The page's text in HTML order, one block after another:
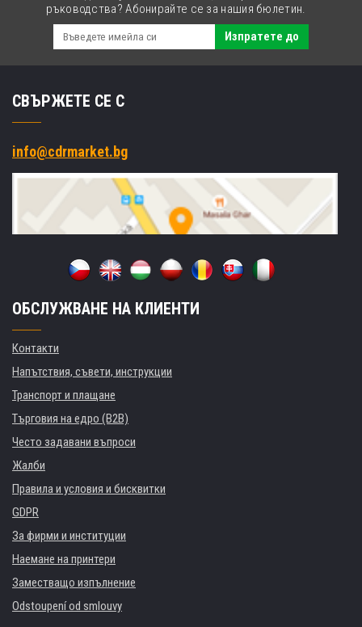
ръководства? Абонирайте се за нашия бюлетин.
Изпратете до
СВЪРЖЕТЕ СЕ С
info@cdrmarket.bg
ОБСЛУЖВАНЕ НА КЛИЕНТИ
Контакти
Напътствия, съвети, инструкции
Транспорт и плащане
Търговия на едро (B2B)
Често задавани въпроси
Жалби
Правила и условия и бисквитки
GDPR
За фирми и институции
Наемане на принтери
Заместващо изпълнение
Odstoupení od smlouvy